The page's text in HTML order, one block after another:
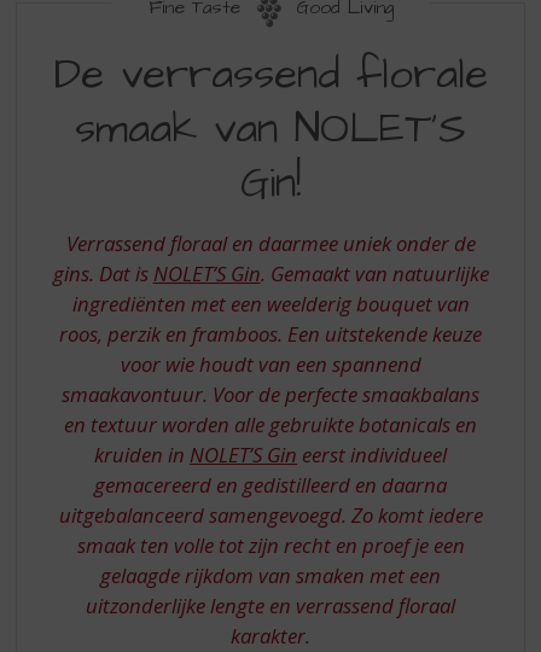
Fine Taste Good Living
ZILVEREN
GIN
ÉCHTE
PLANTAARDIGE
INGREDIËNTEN
De verrassend florale
smaak van NOLET’S
Gin!
Verrassend floraal en daarmee uniek onder de
gins. Dat is NOLET’S Gin. Gemaakt van natuurlijke
ingrediënten met een weelderig bouquet van
roos, perzik en framboos. Een uitstekende keuze
voor wie houdt van een spannend
smaakavontuur. Voor de perfecte smaakbalans
en textuur worden alle gebruikte botanicals en
kruiden in NOLET’S Gin eerst individueel
gemacereerd en gedistilleerd en daarna
uitgebalanceerd samengevoegd. Zo komt iedere
smaak ten volle tot zijn recht en proef je een
gelaagde rijkdom van smaken met een
uitzonderlijke lengte en verrassend floraal
karakter.